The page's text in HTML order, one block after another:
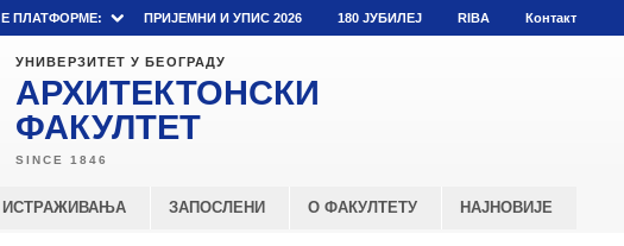
E ПЛАТФОРМЕ: ПРИЈЕМНИ И УПИС 2026 180 ЈУБИЛЕЈ RIBA Контакт
УНИВЕРЗИТЕТ У БЕОГРАДУ
АРХИТЕКТОНСКИ
ФАКУЛТЕТ
ИСТРАЖИВАЊА ЗАПОСЛЕНИ О ФАКУЛТЕТУ НАЈНОВИЈЕ